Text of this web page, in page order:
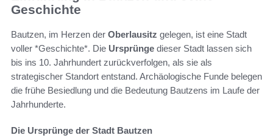
Geschichte
Bautzen, im Herzen der Oberlausitz gelegen, ist eine Stadt
voller *Geschichte*. Die Ursprünge dieser Stadt lassen sich
bis ins 10. Jahrhundert zurückverfolgen, als sie als
strategischer Standort entstand. Archäologische Funde belegen
die frühe Besiedlung und die Bedeutung Bautzens im Laufe der
Jahrhunderte.
Die Ursprünge der Stadt Bautzen